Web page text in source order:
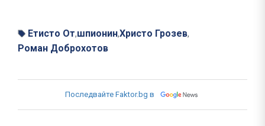
Етисто От,шпионин,Христо Грозев,
Роман Доброхотов
Последвайте Faktor.bg в